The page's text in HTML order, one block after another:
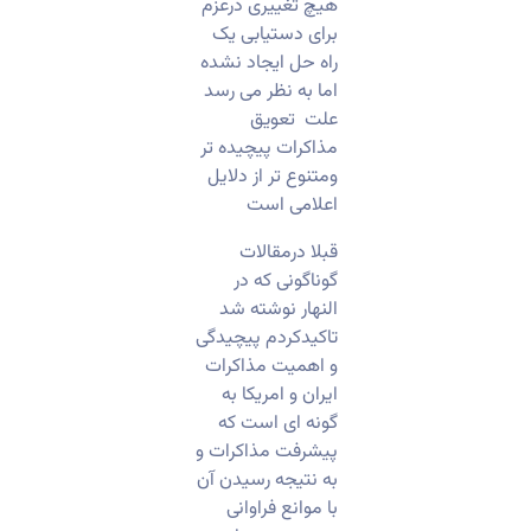
هیچ تغییری درعزم
برای دستیابی یک
راه حل ایجاد نشده
اما به نظر می رسد
علت تعویق
مذاکرات پیچیده تر
ومتنوع تر از دلایل
اعلامی است
قبلا درمقالات
گوناگونی که در
النهار نوشته شد
تاکیدکردم پیچیدگی
و اهمیت مذاکرات
ایران و امریکا به
گونه ای است که
پیشرفت مذاکرات و
به نتیجه رسیدن آن
با موانع فراوانی